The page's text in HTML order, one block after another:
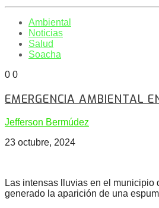
Ambiental
Noticias
Salud
Soacha
0 0
EMERGENCIA AMBIENTAL
Jefferson Bermúdez
23 octubre, 2024
Las intensas lluvias en el
generado la aparición de una